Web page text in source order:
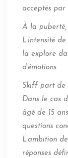
acceptés par
À la puberté,
L’intensité
la explore
d’émotions.
Skiff part de
Dans le cas
âgé de 15
questions
L’ambition
réponses